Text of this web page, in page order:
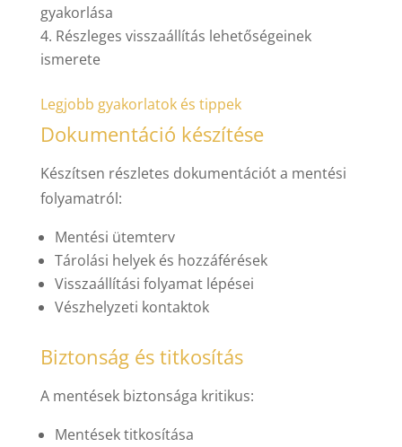
gyakorlása
Részleges visszaállítás lehetőségeinek
ismerete
Legjobb gyakorlatok és tippek
Dokumentáció készítése
Készítsen részletes dokumentációt a mentési
folyamatról:
Mentési ütemterv
Tárolási helyek és hozzáférések
Visszaállítási folyamat lépései
Vészhelyzeti kontaktok
Biztonság és titkosítás
A mentések biztonsága kritikus:
Mentések titkosítása